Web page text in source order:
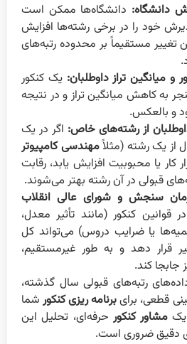
دانشگاه: دانشگاه‌ها ممکن است
خود را در برخی رشته‌ها افزایش
مستقیماً بر محدوده رتبه‌های
و میانگین تراز داوطلبان: یک کنکور
به کاهش میانگین تراز و در نتیجه
و بالعکس.
از رشته‌های خاص: اگر در یک
از یک رشته (مثلاًمهندسی کامپیوتر
کار یا محبوبیت افزایش یابد، رقابت
قبولی در آن رشته بهتر می‌شوند.
سنجش و شورای عالی انقلاب
قوانین کنکور (مانند تأثیر معدل،
یا ضرایب دروس) می‌تواند کل
قرار دهد و به طور غیرمستقیم،
جابجا کند.
رتبه‌های قبولی سال گذشته،
قطعی، برایبرنامه ریزی کنکورشما
مشاور کنکور حرفه‌ای، تحلیل این
دقیق ضروری است.